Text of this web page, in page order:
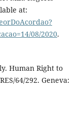
at:
08/2020.
Human Right to
64/292. Geneva: